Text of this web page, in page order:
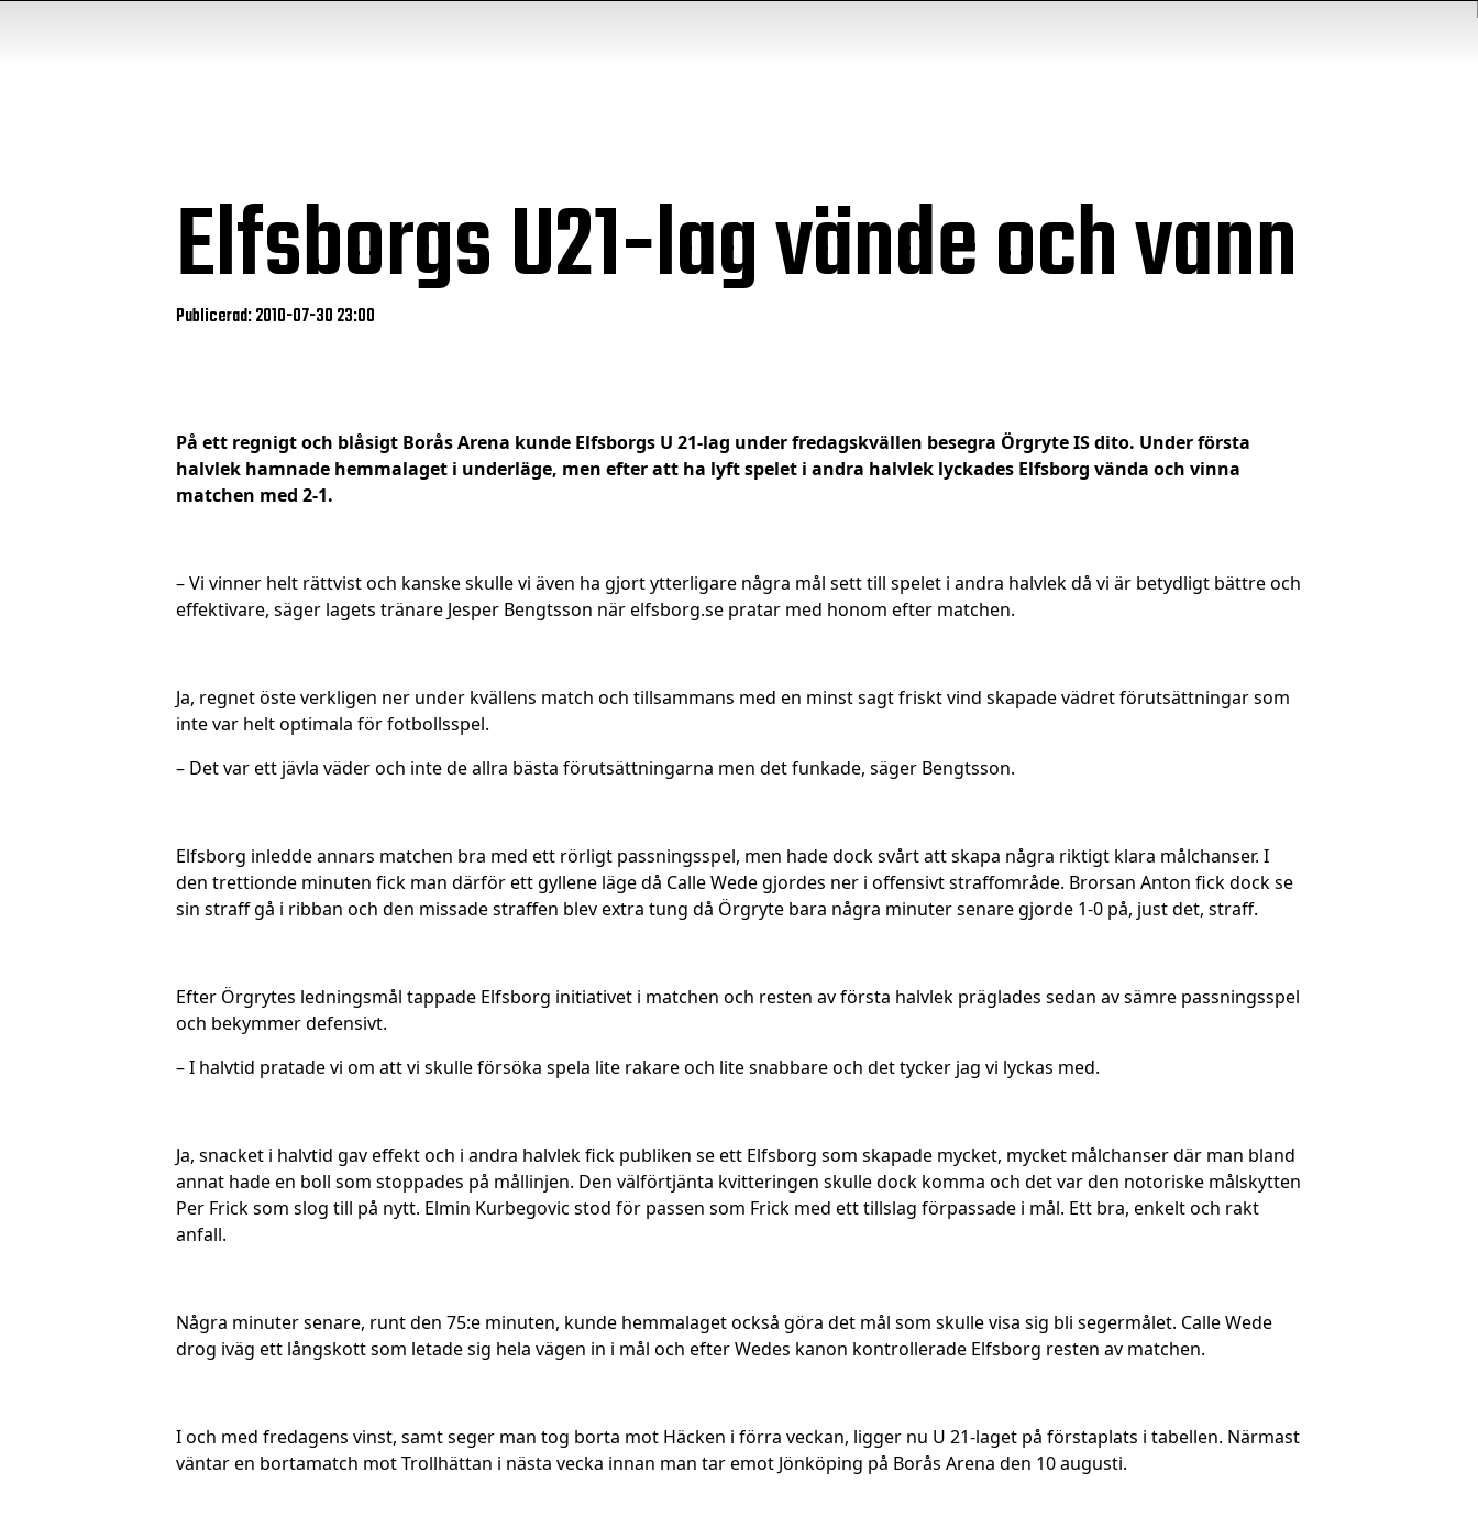
Elfsborgs U21-lag vände och vann
Publicerad: 2010-07-30 23:00
På ett regnigt och blåsigt Borås Arena kunde Elfsborgs U 21-lag under fredagskvällen besegra Örgryte IS dito. Under första
halvlek hamnade hemmalaget i underläge, men efter att ha lyft spelet i andra halvlek lyckades Elfsborg vända och vinna
matchen med 2-1.
– Vi vinner helt rättvist och kanske skulle vi även ha gjort ytterligare några mål sett till spelet i andra halvlek då vi är betydligt bättre och
effektivare, säger lagets tränare Jesper Bengtsson när elfsborg.se pratar med honom efter matchen.
Ja, regnet öste verkligen ner under kvällens match och tillsammans med en minst sagt friskt vind skapade vädret förutsättningar som
inte var helt optimala för fotbollsspel.
– Det var ett jävla väder och inte de allra bästa förutsättningarna men det funkade, säger Bengtsson.
Elfsborg inledde annars matchen bra med ett rörligt passningsspel, men hade dock svårt att skapa några riktigt klara målchanser. I
den trettionde minuten fick man därför ett gyllene läge då Calle Wede gjordes ner i offensivt straffområde. Brorsan Anton fick dock se
sin straff gå i ribban och den missade straffen blev extra tung då Örgryte bara några minuter senare gjorde 1-0 på, just det, straff.
Efter Örgrytes ledningsmål tappade Elfsborg initiativet i matchen och resten av första halvlek präglades sedan av sämre passningsspel
och bekymmer defensivt.
– I halvtid pratade vi om att vi skulle försöka spela lite rakare och lite snabbare och det tycker jag vi lyckas med.
Ja, snacket i halvtid gav effekt och i andra halvlek fick publiken se ett Elfsborg som skapade mycket, mycket målchanser där man bland
annat hade en boll som stoppades på mållinjen. Den välförtjänta kvitteringen skulle dock komma och det var den notoriske målskytten
Per Frick som slog till på nytt. Elmin Kurbegovic stod för passen som Frick med ett tillslag förpassade i mål. Ett bra, enkelt och rakt
anfall.
Några minuter senare, runt den 75:e minuten, kunde hemmalaget också göra det mål som skulle visa sig bli segermålet. Calle Wede
drog iväg ett långskott som letade sig hela vägen in i mål och efter Wedes kanon kontrollerade Elfsborg resten av matchen.
I och med fredagens vinst, samt seger man tog borta mot Häcken i förra veckan, ligger nu U 21-laget på förstaplats i tabellen. Närmast
väntar en bortamatch mot Trollhättan i nästa vecka innan man tar emot Jönköping på Borås Arena den 10 augusti.